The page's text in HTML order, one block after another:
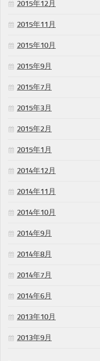
2015年12月
2015年11月
2015年10月
2015年9月
2015年7月
2015年3月
2015年2月
2015年1月
2014年12月
2014年11月
2014年10月
2014年9月
2014年8月
2014年7月
2014年6月
2013年10月
2013年9月